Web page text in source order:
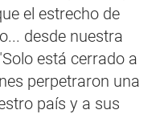
el estrecho de
desde nuestra
está cerrado a
perpetraron una
país y a sus